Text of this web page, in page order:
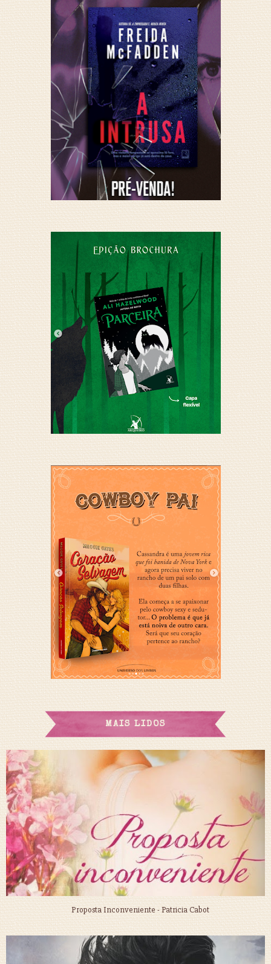
MAIS LIDOS
Proposta Inconveniente - Patricia Cabot